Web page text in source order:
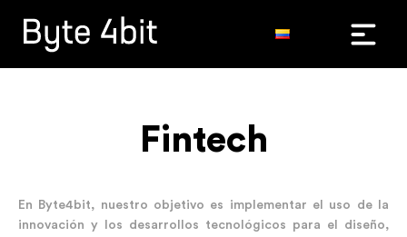
Fintech
En Byte4bit, nuestro objetivo es implementar el uso de la
innovación y los desarrollos tecnológicos para el diseño,